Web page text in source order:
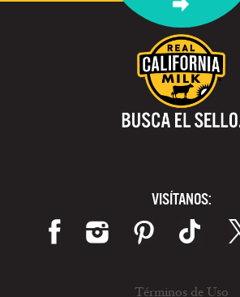
VISÍTANOS:
Términos de Uso